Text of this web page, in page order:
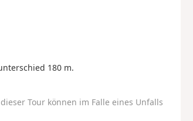
180 m.
Tour können im Falle eines Unfalls